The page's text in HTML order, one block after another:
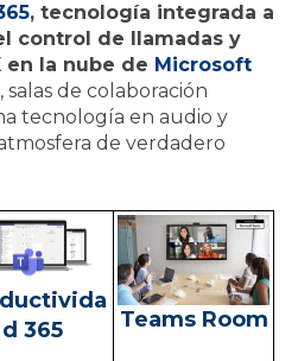
, tecnología integrada a
control de llamadas y
en la nube de Microsoft
, salas de colaboración
tecnología en audio y
de verdadero
d 365
Teams Room